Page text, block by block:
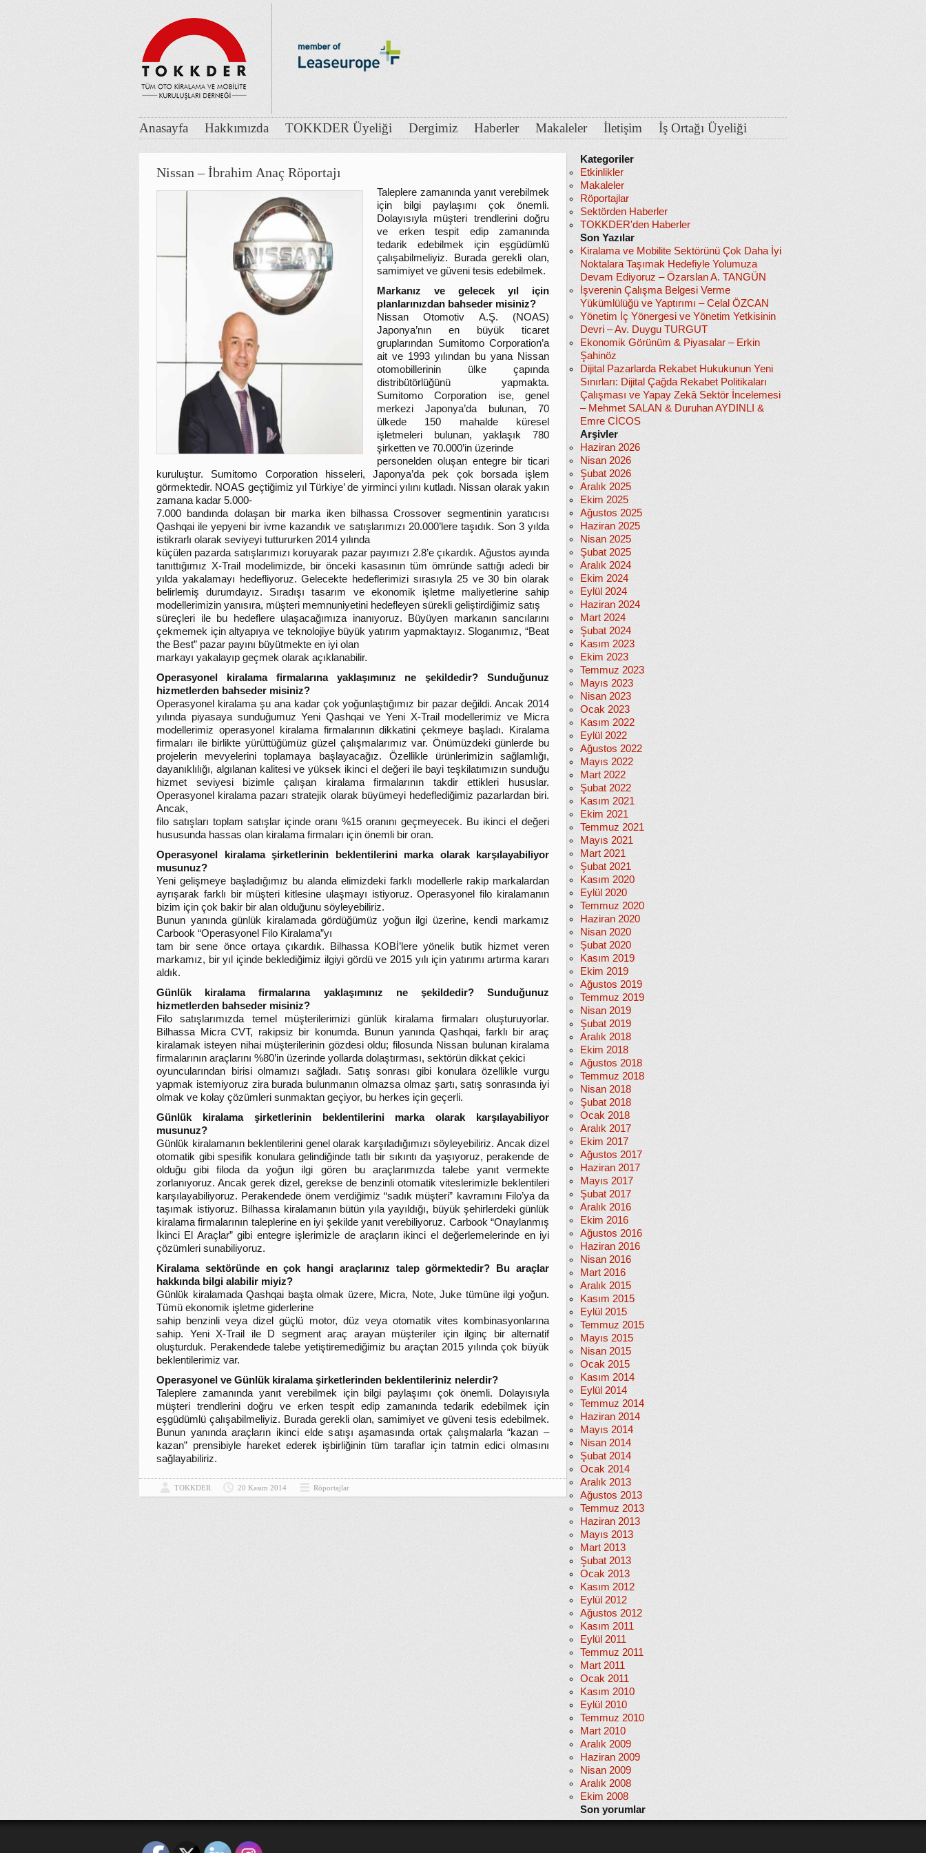
Anasayfa Hakkımızda TOKKDER Üyeliği Dergimiz Haberler Makaleler İletişim İş Ortağı Üyeliği
Nissan – İbrahim Anaç Röportajı
Taleplere zamanında yanıt verebilmek
için bilgi paylaşımı çok önemli.
Dolayısıyla müşteri trendlerini doğru
ve erken tespit edip zamanında
tedarik edebilmek için eşgüdümlü
çalışabilmeliyiz. Burada gerekli olan,
samimiyet ve güveni tesis edebilmek.
Markanız ve gelecek yıl için
planlarınızdan bahseder misiniz?
Nissan Otomotiv A.Ş. (NOAS)
Japonya’nın en büyük ticaret
gruplarından Sumitomo Corporation’a
ait ve 1993 yılından bu yana Nissan
otomobillerinin ülke çapında
distribütörlüğünü yapmakta.
Sumitomo Corporation ise, genel
merkezi Japonya’da bulunan, 70
ülkede 150 mahalde küresel
işletmeleri bulunan, yaklaşık 780
şirketten ve 70.000’in üzerinde
personelden oluşan entegre bir ticari
kuruluştur. Sumitomo Corporation hisseleri, Japonya’da pek çok borsada işlem
görmektedir. NOAS geçtiğimiz yıl Türkiye’ de yirminci yılını kutladı. Nissan olarak yakın
zamana kadar 5.000-
7.000 bandında dolaşan bir marka iken bilhassa Crossover segmentinin yaratıcısı
Qashqai ile yepyeni bir ivme kazandık ve satışlarımızı 20.000’lere taşıdık. Son 3 yılda
istikrarlı olarak seviyeyi tuttururken 2014 yılında
küçülen pazarda satışlarımızı koruyarak pazar payımızı 2.8’e çıkardık. Ağustos ayında
tanıttığımız X-Trail modelimizde, bir önceki kasasının tüm ömründe sattığı adedi bir
yılda yakalamayı hedefliyoruz. Gelecekte hedeflerimizi sırasıyla 25 ve 30 bin olarak
belirlemiş durumdayız. Sıradışı tasarım ve ekonomik işletme maliyetlerine sahip
modellerimizin yanısıra, müşteri memnuniyetini hedefleyen sürekli geliştirdiğimiz satış
süreçleri ile bu hedeflere ulaşacağımıza inanıyoruz. Büyüyen markanın sancılarını
çekmemek için altyapıya ve teknolojiye büyük yatırım yapmaktayız. Sloganımız, “Beat
the Best” pazar payını büyütmekte en iyi olan
markayı yakalayıp geçmek olarak açıklanabilir.
Operasyonel kiralama firmalarına yaklaşımınız ne şekildedir? Sunduğunuz
hizmetlerden bahseder misiniz?
Operasyonel kiralama şu ana kadar çok yoğunlaştığımız bir pazar değildi. Ancak 2014
yılında piyasaya sunduğumuz Yeni Qashqai ve Yeni X-Trail modellerimiz ve Micra
modellerimiz operasyonel kiralama firmalarının dikkatini çekmeye başladı. Kiralama
firmaları ile birlikte yürüttüğümüz güzel çalışmalarımız var. Önümüzdeki günlerde bu
projelerin mevyelerini toplamaya başlayacağız. Özellikle ürünlerimizin sağlamlığı,
dayanıklılığı, algılanan kalitesi ve yüksek ikinci el değeri ile bayi teşkilatımızın sunduğu
hizmet seviyesi bizimle çalışan kiralama firmalarının takdir ettikleri hususlar.
Operasyonel kiralama pazarı stratejik olarak büyümeyi hedeflediğimiz pazarlardan biri.
Ancak,
filo satışları toplam satışlar içinde oranı %15 oranını geçmeyecek. Bu ikinci el değeri
hususunda hassas olan kiralama firmaları için önemli bir oran.
Operasyonel kiralama şirketlerinin beklentilerini marka olarak karşılayabiliyor
musunuz?
Yeni gelişmeye başladığımız bu alanda elimizdeki farklı modellerle rakip markalardan
ayrışarak farklı bir müşteri kitlesine ulaşmayı istiyoruz. Operasyonel filo kiralamanın
bizim için çok bakir bir alan olduğunu söyleyebiliriz.
Bunun yanında günlük kiralamada gördüğümüz yoğun ilgi üzerine, kendi markamız
Carbook “Operasyonel Filo Kiralama”yı
tam bir sene önce ortaya çıkardık. Bilhassa KOBİ’lere yönelik butik hizmet veren
markamız, bir yıl içinde beklediğimiz ilgiyi gördü ve 2015 yılı için yatırımı artırma kararı
aldık.
Günlük kiralama firmalarına yaklaşımınız ne şekildedir? Sunduğunuz
hizmetlerden bahseder misiniz?
Filo satışlarımızda temel müşterilerimizi günlük kiralama firmaları oluşturuyorlar.
Bilhassa Micra CVT, rakipsiz bir konumda. Bunun yanında Qashqai, farklı bir araç
kiralamak isteyen nihai müşterilerinin gözdesi oldu; filosunda Nissan bulunan kiralama
firmalarının araçlarını %80’in üzerinde yollarda dolaştırması, sektörün dikkat çekici
oyuncularından birisi olmamızı sağladı. Satış sonrası gibi konulara özellikle vurgu
yapmak istemiyoruz zira burada bulunmanın olmazsa olmaz şartı, satış sonrasında iyi
olmak ve kolay çözümleri sunmaktan geçiyor, bu herkes için geçerli.
Günlük kiralama şirketlerinin beklentilerini marka olarak karşılayabiliyor
musunuz?
Günlük kiralamanın beklentilerini genel olarak karşıladığımızı söyleyebiliriz. Ancak dizel
otomatik gibi spesifik konulara gelindiğinde tatlı bir sıkıntı da yaşıyoruz, perakende de
olduğu gibi filoda da yoğun ilgi gören bu araçlarımızda talebe yanıt vermekte
zorlanıyoruz. Ancak gerek dizel, gerekse de benzinli otomatik viteslerimizle beklentileri
karşılayabiliyoruz. Perakendede önem verdiğimiz “sadık müşteri” kavramını Filo’ya da
taşımak istiyoruz. Bilhassa kiralamanın bütün yıla yayıldığı, büyük şehirlerdeki günlük
kiralama firmalarının taleplerine en iyi şekilde yanıt verebiliyoruz. Carbook “Onaylanmış
İkinci El Araçlar” gibi entegre işlerimizle de araçların ikinci el değerlemelerinde en iyi
çözümleri sunabiliyoruz.
Kiralama sektöründe en çok hangi araçlarınız talep görmektedir? Bu araçlar
hakkında bilgi alabilir miyiz?
Günlük kiralamada Qashqai başta olmak üzere, Micra, Note, Juke tümüne ilgi yoğun.
Tümü ekonomik işletme giderlerine
sahip benzinli veya dizel güçlü motor, düz veya otomatik vites kombinasyonlarına
sahip. Yeni X-Trail ile D segment araç arayan müşteriler için ilginç bir alternatif
oluşturduk. Perakendede talebe yetiştiremediğimiz bu araçtan 2015 yılında çok büyük
beklentilerimiz var.
Operasyonel ve Günlük kiralama şirketlerinden beklentileriniz nelerdir?
Taleplere zamanında yanıt verebilmek için bilgi paylaşımı çok önemli. Dolayısıyla
müşteri trendlerini doğru ve erken tespit edip zamanında tedarik edebilmek için
eşgüdümlü çalışabilmeliyiz. Burada gerekli olan, samimiyet ve güveni tesis edebilmek.
Bunun yanında araçların ikinci elde satışı aşamasında ortak çalışmalarla “kazan –
kazan” prensibiyle hareket ederek işbirliğinin tüm taraflar için tatmin edici olmasını
sağlayabiliriz.
TOKKDER 20 Kasım 2014 Röportajlar
Kategoriler
Etkinlikler
Makaleler
Röportajlar
Sektörden Haberler
TOKKDER'den Haberler
Son Yazılar
Kiralama ve Mobilite Sektörünü Çok Daha İyi
Noktalara Taşımak Hedefiyle Yolumuza
Devam Ediyoruz – Özarslan A. TANGÜN
İşverenin Çalışma Belgesi Verme
Yükümlülüğü ve Yaptırımı – Celal ÖZCAN
Yönetim İç Yönergesi ve Yönetim Yetkisinin
Devri – Av. Duygu TURGUT
Ekonomik Görünüm & Piyasalar – Erkin
Şahinöz
Dijital Pazarlarda Rekabet Hukukunun Yeni
Sınırları: Dijital Çağda Rekabet Politikaları
Çalışması ve Yapay Zekâ Sektör İncelemesi
– Mehmet SALAN & Duruhan AYDINLI &
Emre CİCOS
Arşivler
Haziran 2026
Nisan 2026
Şubat 2026
Aralık 2025
Ekim 2025
Ağustos 2025
Haziran 2025
Nisan 2025
Şubat 2025
Aralık 2024
Ekim 2024
Eylül 2024
Haziran 2024
Mart 2024
Şubat 2024
Kasım 2023
Ekim 2023
Temmuz 2023
Mayıs 2023
Nisan 2023
Ocak 2023
Kasım 2022
Eylül 2022
Ağustos 2022
Mayıs 2022
Mart 2022
Şubat 2022
Kasım 2021
Ekim 2021
Temmuz 2021
Mayıs 2021
Mart 2021
Şubat 2021
Kasım 2020
Eylül 2020
Temmuz 2020
Haziran 2020
Nisan 2020
Şubat 2020
Kasım 2019
Ekim 2019
Ağustos 2019
Temmuz 2019
Nisan 2019
Şubat 2019
Aralık 2018
Ekim 2018
Ağustos 2018
Temmuz 2018
Nisan 2018
Şubat 2018
Ocak 2018
Aralık 2017
Ekim 2017
Ağustos 2017
Haziran 2017
Mayıs 2017
Şubat 2017
Aralık 2016
Ekim 2016
Ağustos 2016
Haziran 2016
Nisan 2016
Mart 2016
Aralık 2015
Kasım 2015
Eylül 2015
Temmuz 2015
Mayıs 2015
Nisan 2015
Ocak 2015
Kasım 2014
Eylül 2014
Temmuz 2014
Haziran 2014
Mayıs 2014
Nisan 2014
Şubat 2014
Ocak 2014
Aralık 2013
Ağustos 2013
Temmuz 2013
Haziran 2013
Mayıs 2013
Mart 2013
Şubat 2013
Ocak 2013
Kasım 2012
Eylül 2012
Ağustos 2012
Kasım 2011
Eylül 2011
Temmuz 2011
Mart 2011
Ocak 2011
Kasım 2010
Eylül 2010
Temmuz 2010
Mart 2010
Aralık 2009
Haziran 2009
Nisan 2009
Aralık 2008
Ekim 2008
Son yorumlar